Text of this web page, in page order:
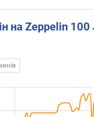
на Zeppelin 100